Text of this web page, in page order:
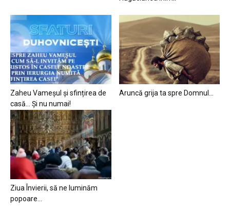
Zaheu Vameșul și sfințirea de
casă… Și nu numai!
Aruncă grija ta spre Domnul…
Ziua Învierii, să ne luminăm
popoare…